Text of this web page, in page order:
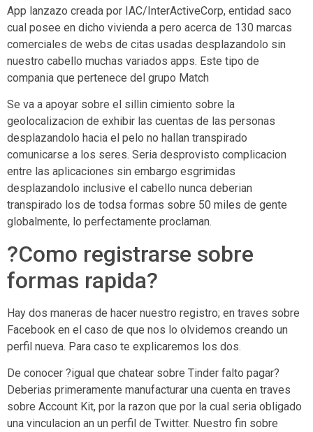
App lanzazo creada por IAC/InterActiveCorp, entidad saco
cual posee en dicho vivienda a pero acerca de 130 marcas
comerciales de webs de citas usadas desplazandolo sin
nuestro cabello muchas variados apps. Este tipo de
compania que pertenece del grupo Match
Se va a apoyar sobre el silli­n cimiento sobre la
geolocalizacion de exhibir las cuentas de las personas
desplazandolo hacia el pelo no hallan transpirado
comunicarse a los seres. Seri­a desprovisto complicacion
entre las aplicaciones sin embargo esgrimidas
desplazandolo inclusive el cabello nunca deberian
transpirado los de todsa formas sobre 50 miles de gente
globalmente, lo perfectamente proclaman.
?Como registrarse sobre
formas rapida?
Hay dos maneras de hacer nuestro registro; en traves sobre
Facebook en el caso de que nos lo olvidemos creando un
perfil nueva. Para caso te explicaremos los dos.
De conocer ?igual que chatear sobre Tinder falto pagar?
Deberias primeramente manufacturar una cuenta en traves
sobre Account Kit, por la razon que por la cual seri­a obligado
una vinculacion an un perfil de Twitter. Nuestro fin sobre